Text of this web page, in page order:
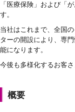
「医療保険」および「
す。
当社はこれまで、全国
ターの開設により、専
能になります。
今後も多様化するお客
概要